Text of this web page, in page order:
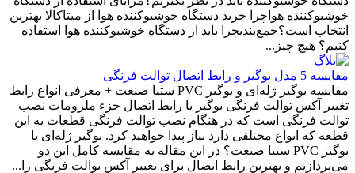
خوشبوکننده هواچرا خرید دستگاه خوشبوکننده هوا از میتاکالا بهترین
انتخاب است؟جمع‌بندیچرا باید از دستگاه خوشبوکننده هوا استفاده
کنیم؟ هیچ چیز...
مقایسه 5 مدل بوگیر و رابط اتصال توالت فرنگی
مقایسه بوگیر ژله‌ای و بوگیر PVC ستیا صنعت + معرفی انواع رابط
تغییر آکس توالت فرنگی بوگیر یا رابط اتصال جزء ملزومات نصب
توالت فرنگی است که در هنگام نصب توالت فرنگی قطعات به این
قطعه که انواع مختلفی دارد نیاز پیدا خواهید کرد. بوگیر ژله‌ای یا
بوگیر PVC ستیا صنعت؟ در این مقاله به مقایسه کامل این دو
می‌پردازیم و بهترین رابط اتصال برای تغییر آکس توالت فرنگی را...